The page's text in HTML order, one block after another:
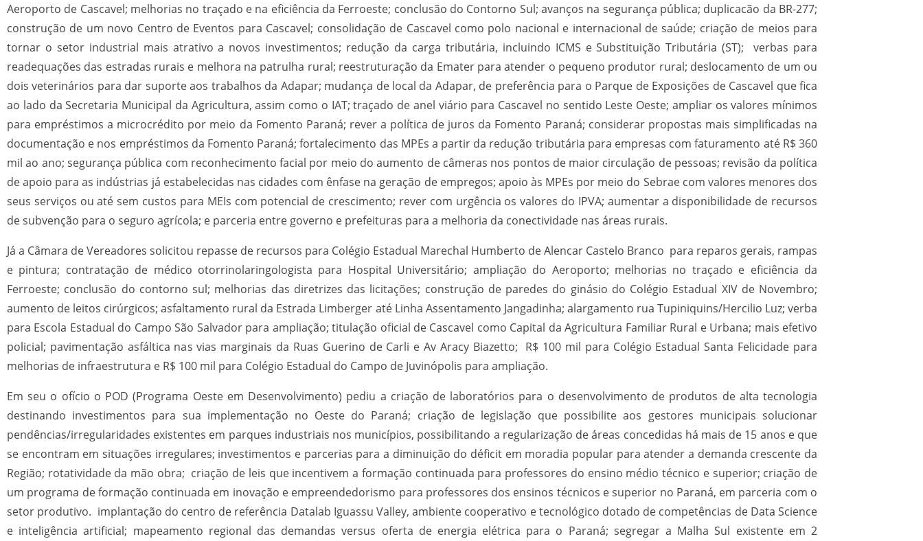
Aeroporto de Cascavel; melhorias no traçado e na eficiência da Ferroeste; conclusão do Contorno Sul; avanços na segurança pública; duplicacão da BR-277;
construção de um novo Centro de Eventos para Cascavel; consolidação de Cascavel como polo nacional e internacional de saúde; criação de meios para
tornar o setor industrial mais atrativo a novos investimentos; redução da carga tributária, incluindo ICMS e Substituição Tributária (ST); verbas para
readequações das estradas rurais e melhora na patrulha rural; reestruturação da Emater para atender o pequeno produtor rural; deslocamento de um ou
dois veterinários para dar suporte aos trabalhos da Adapar; mudança de local da Adapar, de preferência para o Parque de Exposições de Cascavel que fica
ao lado da Secretaria Municipal da Agricultura, assim como o IAT; traçado de anel viário para Cascavel no sentido Leste Oeste; ampliar os valores mínimos
para empréstimos a microcrédito por meio da Fomento Paraná; rever a política de juros da Fomento Paraná; considerar propostas mais simplificadas na
documentação e nos empréstimos da Fomento Paraná; fortalecimento das MPEs a partir da redução tributária para empresas com faturamento até R$ 360
mil ao ano; segurança pública com reconhecimento facial por meio do aumento de câmeras nos pontos de maior circulação de pessoas; revisão da política
de apoio para as indústrias já estabelecidas nas cidades com ênfase na geração de empregos; apoio às MPEs por meio do Sebrae com valores menores dos
seus serviços ou até sem custos para MEIs com potencial de crescimento; rever com urgência os valores do IPVA; aumentar a disponibilidade de recursos
de subvenção para o seguro agrícola; e parceria entre governo e prefeituras para a melhoria da conectividade nas áreas rurais.
Já a Câmara de Vereadores solicitou repasse de recursos para Colégio Estadual Marechal Humberto de Alencar Castelo Branco para reparos gerais, rampas
e pintura; contratação de médico otorrinolaringologista para Hospital Universitário; ampliação do Aeroporto; melhorias no traçado e eficiência da
Ferroeste; conclusão do contorno sul; melhorias das diretrizes das licitações; construção de paredes do ginásio do Colégio Estadual XIV de Novembro;
aumento de leitos cirúrgicos; asfaltamento rural da Estrada Limberger até Linha Assentamento Jangadinha; alargamento rua Tupiniquins/Hercilio Luz; verba
para Escola Estadual do Campo São Salvador para ampliação; titulação oficial de Cascavel como Capital da Agricultura Familiar Rural e Urbana; mais efetivo
policial; pavimentação asfáltica nas vias marginais da Ruas Guerino de Carli e Av Aracy Biazetto; R$ 100 mil para Colégio Estadual Santa Felicidade para
melhorias de infraestrutura e R$ 100 mil para Colégio Estadual do Campo de Juvinópolis para ampliação.
Em seu o ofício o POD (Programa Oeste em Desenvolvimento) pediu a criação de laboratórios para o desenvolvimento de produtos de alta tecnologia
destinando investimentos para sua implementação no Oeste do Paraná; criação de legislação que possibilite aos gestores municipais solucionar
pendências/irregularidades existentes em parques industriais nos municípios, possibilitando a regularização de áreas concedidas há mais de 15 anos e que
se encontram em situações irregulares; investimentos e parcerias para a diminuição do déficit em moradia popular para atender a demanda crescente da
Região; rotatividade da mão obra; criação de leis que incentivem a formação continuada para professores do ensino médio técnico e superior; criação de
um programa de formação continuada em inovação e empreendedorismo para professores dos ensinos técnicos e superior no Paraná, em parceria com o
setor produtivo. implantação do centro de referência Datalab Iguassu Valley, ambiente cooperativo e tecnológico dotado de competências de Data Science
e inteligência artificial; mapeamento regional das demandas versus oferta de energia elétrica para o Paraná; segregar a Malha Sul existente em 2